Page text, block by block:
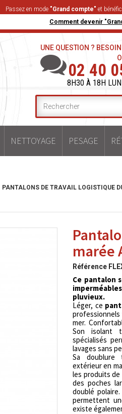
Passez en mode "Grand compte" et
Comment devenir
UNE QUESTION ?
02 40
8H30 À 18H
NETTOYAGE PESAGE
PANTALONS DE TRAVAIL LOGISTIQUE
marée
Référence
Ce pantalon
pluvieux.
Léger, ce
professionnels
mer.
Son isolant
spécialisés
lavages sans
Sa doublure
extérieur en
les produits de
des poches
doublé
permettent
existe